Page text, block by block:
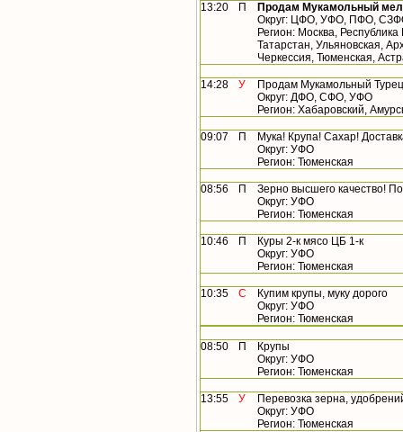
13:20 П
Продам Мукамольный
Округ: ЦФО, УФО, ПФО,
Регион: Москва,
Татарстан, Ульяновская,
Черкессия, Тюменская,
14:28 У
Продам Мукамольный
Округ: ДФО, СФО, УФО
Регион: Хабаровский,
09:07 П
Мука! Крупа! Сахар!
Округ: УФО
Регион: Тюменская
08:56 П Зерно высшего качество!
Округ: УФО
Регион: Тюменская
10:46 П
Куры 2-к мясо ЦБ 1-к
Округ: УФО
Регион: Тюменская
10:35 С
Купим крупы, муку дорого
Округ: УФО
Регион: Тюменская
08:50 П
Крупы
Округ: УФО
Регион: Тюменская
13:55 У
Перевозка зерна,
Округ: УФО
Регион: Тюменская